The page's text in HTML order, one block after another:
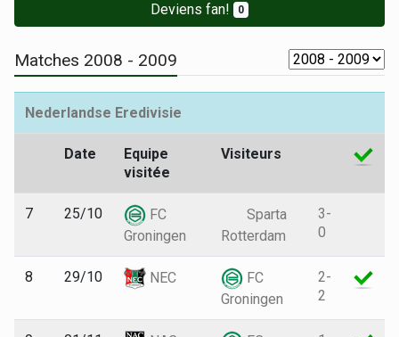
Deviens fan! 0
Matches 2008 - 2009
Nederlandse Eredivisie
Date
Equipe
visitée
Visiteurs
7 25/10
FC
Groningen
Sparta
Rotterdam
3-
0
8 29/10 NEC
FC
Groningen
2-
2